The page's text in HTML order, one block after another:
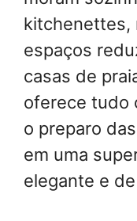
kitchenettes,
espaços
casas de
oferece tudo
o preparo
em uma
elegante e